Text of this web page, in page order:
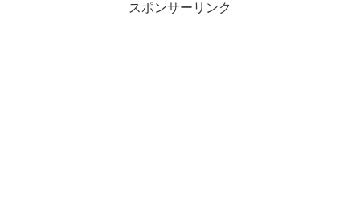
スポンサーリンク